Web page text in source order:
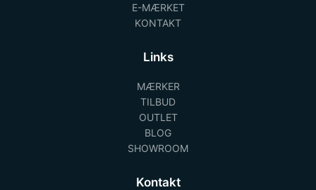
E-MÆRKET
KONTAKT
Links
MÆRKER
TILBUD
OUTLET
BLOG
SHOWROOM
Kontakt